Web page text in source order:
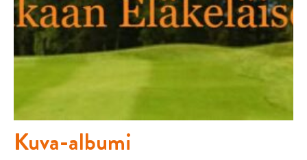
Kuva-albumi